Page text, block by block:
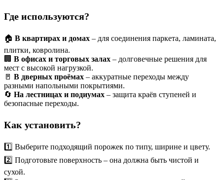
Где используются?
🏠 В квартирах и домах – для соединения паркета, ламината,
плитки, ковролина.
🏢 В офисах и торговых залах – долговечные решения для
мест с высокой нагрузкой.
🚪 В дверных проёмах – аккуратные переходы между
разными напольными покрытиями.
🔄 На лестницах и подиумах – защита краёв ступеней и
безопасные переходы.
Как установить?
1️⃣ Выберите подходящий порожек по типу, ширине и цвету.
2️⃣ Подготовьте поверхность – она должна быть чистой и
сухой.